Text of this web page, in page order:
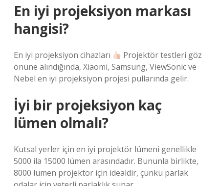
En iyi projeksiyon markası
hangisi?
En iyi projeksiyon cihazları
Projektör testleri göz
önüne alındığında, Xiaomi, Samsung, ViewSonic ve
Nebel en iyi projeksiyon projesi pullarında gelir.
İyi bir projeksiyon kaç
lümen olmalı?
Kutsal yerler için en iyi projektör lümeni genellikle
5000 ila 15000 lümen arasındadır. Bununla birlikte,
8000 lümen projektör için idealdir, çünkü parlak